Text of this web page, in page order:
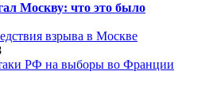
Москву: что это было
взрыва в Москве
РФ на выборы во Франции